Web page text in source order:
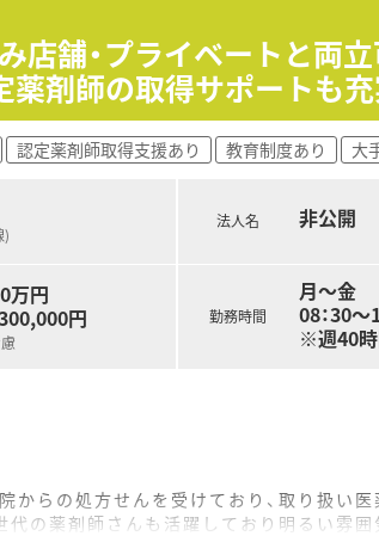
需してます。
を応需しており、後ろはあまり伸びない
しており、メリハリをつけて働けます。
を重視している方にお勧めの職場環境で
メ≫
み店舗・プライベートと
薬剤師の取得サポートも充
認定薬剤師取得支援あり 教育制度あり 大
)
万円
円
法人名 非公開
勤務時間
月～金
08：30～
※週40
らの処方せんを受けており、取り扱い
の薬剤師さんも活躍しており明るい雰囲